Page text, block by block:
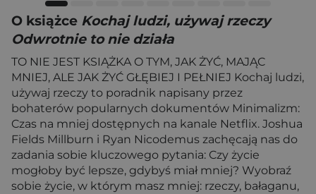
O książce Kochaj ludzi, używaj rzeczy
Odwrotnie to nie działa
TO NIE JEST KSIĄŻKA O TYM, JAK ŻYĆ, MAJĄC
MNIEJ, ALE JAK ŻYĆ GŁĘBIEJ I PEŁNIEJ Kochaj ludzi,
używaj rzeczy to poradnik napisany przez
bohaterów popularnych dokumentów Minimalizm:
Czas na mniej dostępnych na kanale Netflix. Joshua
Fields Millburn i Ryan Nicodemus zachęcają nas do
zadania sobie kluczowego pytania: Czy życie
mogłoby być lepsze, gdybyś miał mniej? Wyobraź
sobie życie, w którym masz mniej: rzeczy, bałaganu,